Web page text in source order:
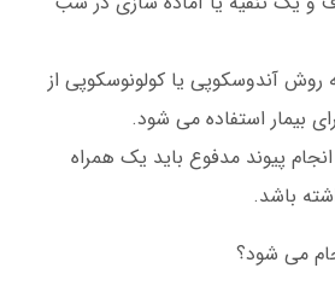
روش آندوسکوپی یا کولونوسکوپی از
بیمار استفاده می شود.
پیوند مدفوع باید یک همراه
باشد.
می شود؟